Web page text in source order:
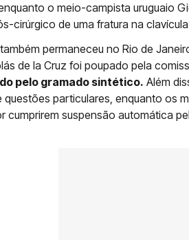
o meio-campista uruguaio
cirúrgico de uma fratura na
também permaneceu no Rio de
de la Cruz foi poupado pela
pelo gramado sintético. Além
questões particulares, enquanto os
cumprirem suspensão automática